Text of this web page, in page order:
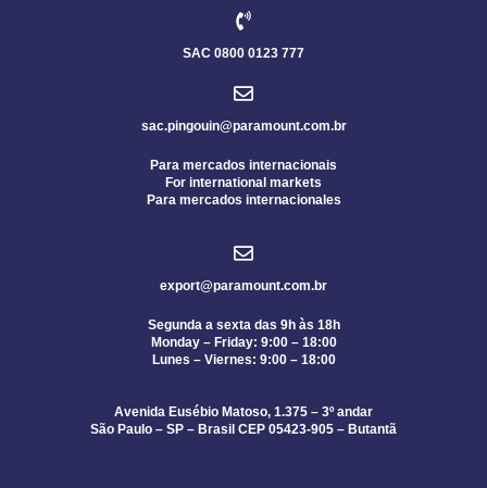
SAC 0800 0123 777
sac.pingouin@paramount.com.br
Para mercados internacionais
For international markets
Para mercados internacionales
export@paramount.com.br
Segunda a sexta das 9h às 18h
Monday – Friday: 9:00 – 18:00
Lunes – Viernes: 9:00 – 18:00
Avenida Eusébio Matoso, 1.375 – 3º andar
São Paulo – SP – Brasil CEP 05423-905 – Butantã